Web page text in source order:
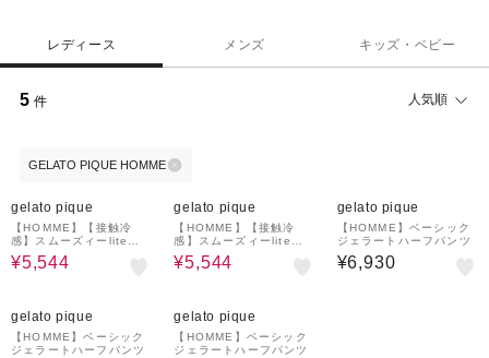
レディース メンズ キッズ・ベビー
5 件 人気順
GELATO PIQUE HOMME
gelato pique
【HOMME】【接触冷
感】スムーズィーliteシ
ーアニマルジャガードハ
ーフパンツ
¥5,544
gelato pique
【HOMME】【接触冷
感】スムーズィーliteシ
ーアニマルジャガードハ
ーフパンツ
¥5,544
gelato pique
【HOMME】ベーシック
ジェラートハーフパンツ
¥6,930
gelato pique
【HOMME】ベーシック
ジェラートハーフパンツ
gelato pique
【HOMME】ベーシック
ジェラートハーフパンツ